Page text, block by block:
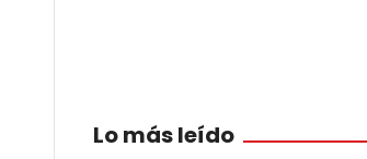
Lo más leído